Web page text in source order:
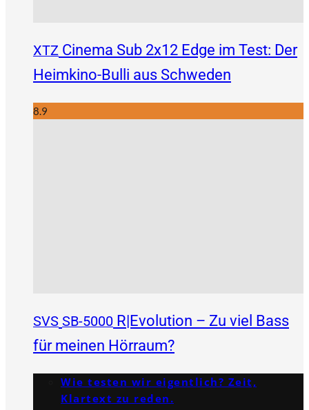
XTZ Cinema Sub 2x12 Edge im Test: Der
Heimkino-Bulli aus Schweden
8.9
SVS SB-5000 R|Evolution – Zu viel Bass
für meinen Hörraum?
Wie testen wir eigentlich? Zeit,
Klartext zu reden.